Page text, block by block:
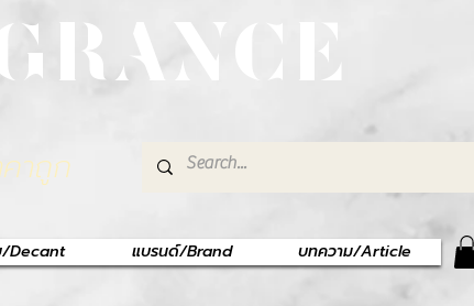
าถูก
/Decant แบรนด์/Brand บทความ/Article